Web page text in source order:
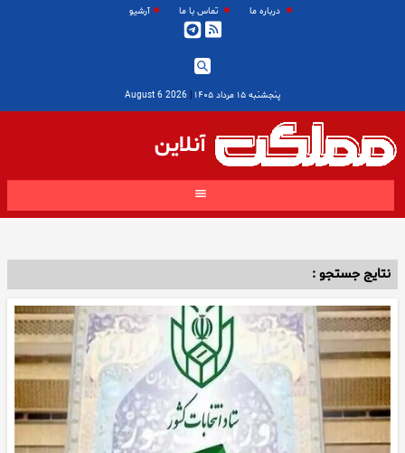
درباره ما تماس با ما آرشیو
پنجشنبه ۱۵ مرداد ۱۴۰۵ |
2026 August 6
آنلاین
نتایج جستجو :